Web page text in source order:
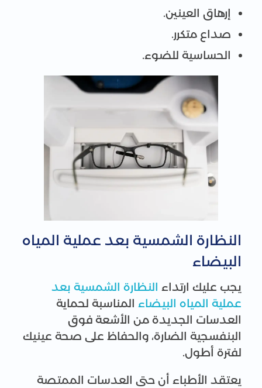
إرهاق العينين.
صداع متكرر.
الحساسية للضوء.
النظارة الشمسية بعد عملية المياه
البيضاء
يجب عليك ارتداء النظارة الشمسية بعد
عملية المياه البيضاء المناسبة لحماية
العدسات الجديدة من الأشعة فوق
البنفسجية الضارة، والحفاظ على صحة عينيك
لفترة أطول.
يعتقد الأطباء أن حتى العدسات الممتصة